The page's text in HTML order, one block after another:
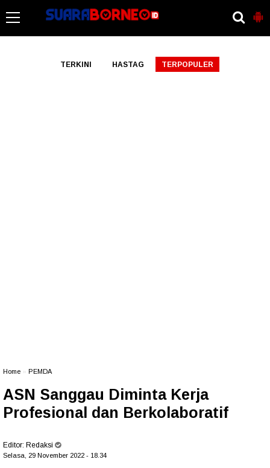
TERKINI HASTAG TERPOPULER
Home PEMDA
ASN Sanggau Diminta Kerja
Profesional dan Berkolaboratif
Editor: Redaksi
Selasa, 29 November 2022 - 18.34